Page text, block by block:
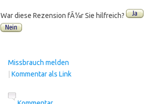
War diese Rezension fÃ¼r Sie hilfreich?
Missbrauch melden
Kommentar als Link